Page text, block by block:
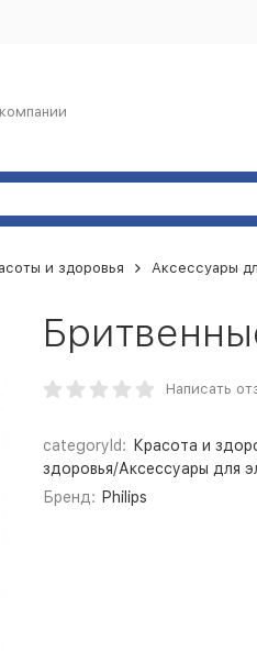
и здоровья Аксессуары
Написать
categoryId:
Красота и
здоровья/Аксессуары для
Бренд: Philips